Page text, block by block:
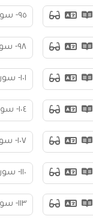
٩٥- سورة التين
٩٨- سورة البينة
١٠١- سورة القارعة
١٠٤- سورة الهمزة
١٠٧- سورة الماعون
١١٠- سورة النصر
١١٣- سورة الفلق